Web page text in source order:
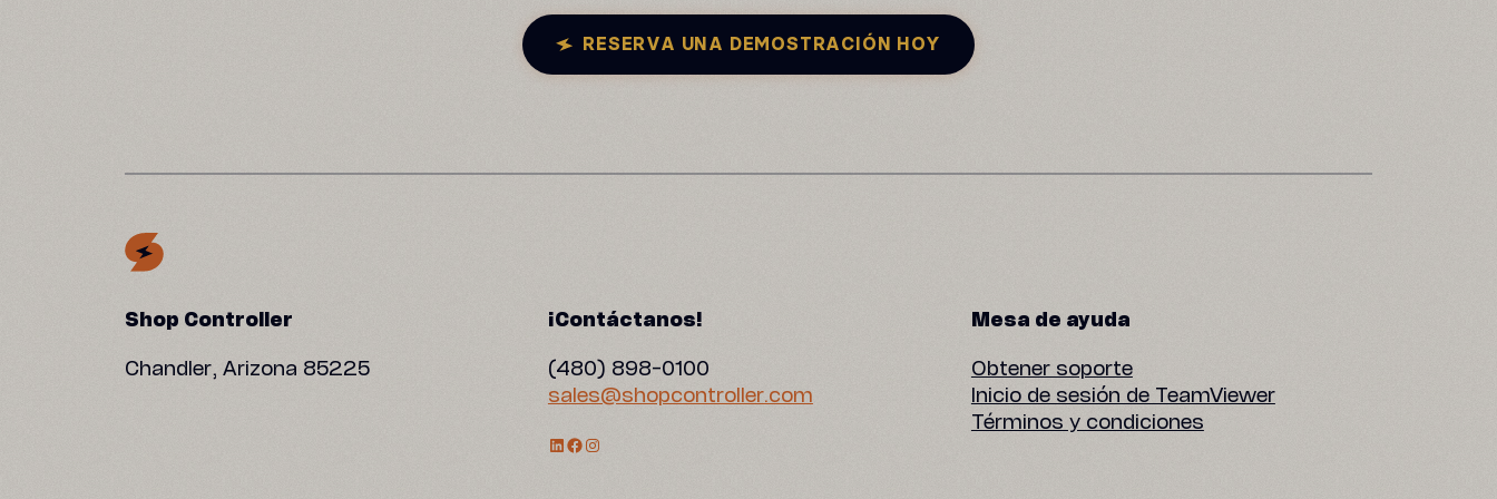
RESERVA UNA DEMOSTRACIÓN HOY
Shop Controller
Chandler, Arizona 85225
¡Contáctanos!
(480) 898-0100
sales@shopcontroller.com
Perfil de LinkedIn
Facebook
Instagram
Mesa de ayuda
Obtener soporte
Inicio de sesión de TeamViewer
Términos y condiciones